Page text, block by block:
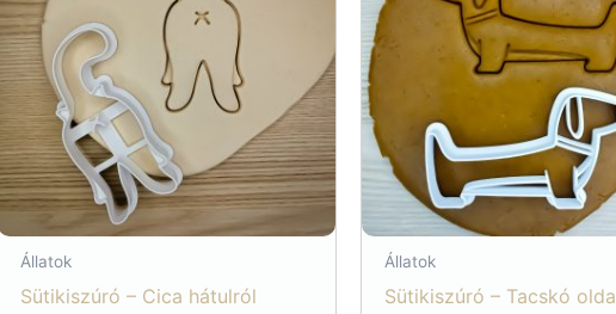
Állatok
Sütikiszúró – Cica hátulról
Állatok
Sütikiszúró – Tacskó